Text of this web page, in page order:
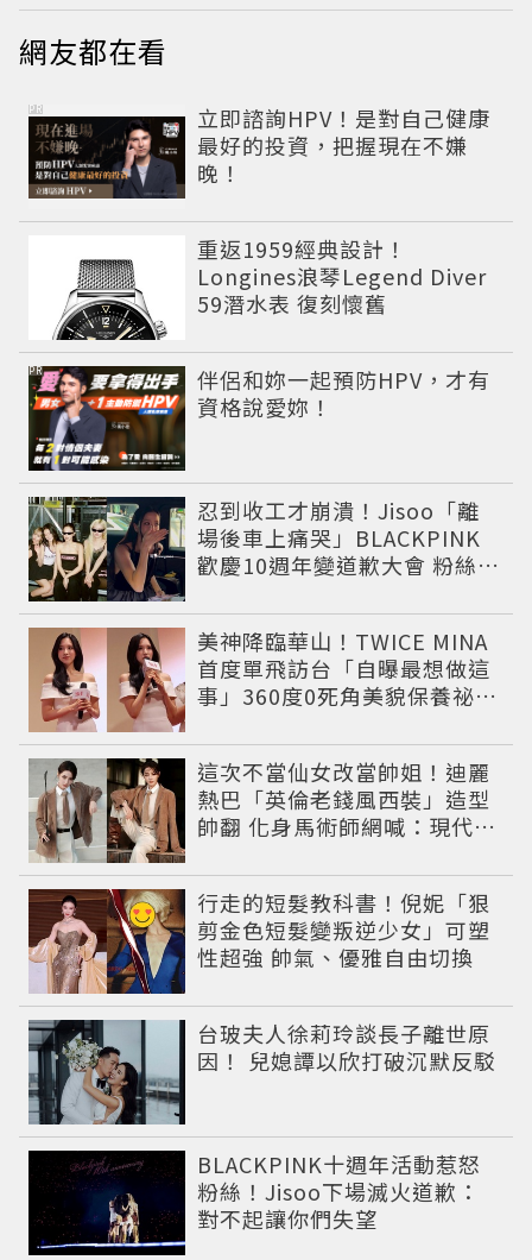
網友都在看
立即諮詢HPV！是對自己健康
最好的投資，把握現在不嫌
晚！
PR
重返1959經典設計！
Longines浪琴Legend Diver
59潛水表 復刻懷舊
伴侶和妳一起預防HPV，才有
資格說愛妳！
PR
忍到收工才崩潰！Jisoo「離
場後車上痛哭」BLACKPINK
歡慶10週年變道歉大會 粉絲看
美神降臨華山！TWICE MINA
首度單飛訪台「自曝最想做這
事」360度0死角美貌保養祕訣
這次不當仙女改當帥姐！迪麗
熱巴「英倫老錢風西裝」造型
帥翻 化身馬術師網喊：現代版
行走的短髮教科書！倪妮「狠
剪金色短髮變叛逆少女」可塑
性超強 帥氣、優雅自由切換
台玻夫人徐莉玲談長子離世原
因！ 兒媳譚以欣打破沉默反駁
BLACKPINK十週年活動惹怒
粉絲！Jisoo下場滅火道歉：
對不起讓你們失望